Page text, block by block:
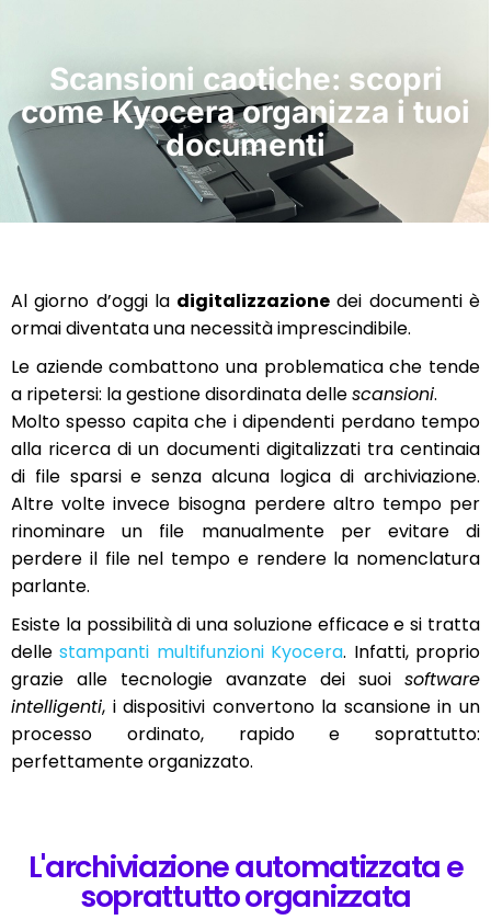
Scansioni caotiche: scopri
come Kyocera organizza i tuoi
documenti
Al giorno d’oggi la digitalizzazionedei documenti è
ormai diventata una necessità imprescindibile.
Le aziende combattono una problematica che tende
a ripetersi: la gestione disordinata dellescansioni.
Molto spesso capita che i dipendenti perdano tempo
alla ricerca di un documenti digitalizzati tra centinaia
di file sparsi e senza alcuna logica di archiviazione.
Altre volte invece bisogna perdere altro tempo per
rinominare un file manualmente per evitare di
perdere il file nel tempo e rendere la nomenclatura
parlante.
Esiste la possibilità di una soluzione efficace e si tratta
dellestampanti multifunzioni Kyocera. Infatti, proprio
grazie alle tecnologie avanzate dei suoi software
intelligenti, i dispositivi convertono la scansione in un
processo ordinato, rapido e soprattutto:
perfettamente organizzato.
L'archiviazione automatizzata e
soprattutto organizzata